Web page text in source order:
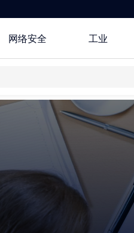
所有解
网络安全 工业
研
创新
关
地点
中国